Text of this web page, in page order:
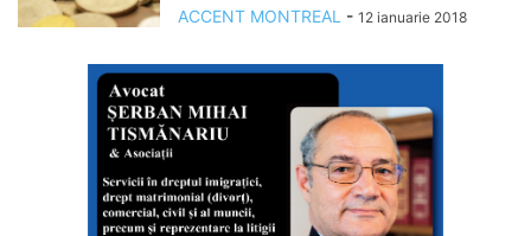
ACCENT MONTREAL - 12 ianuarie 2018